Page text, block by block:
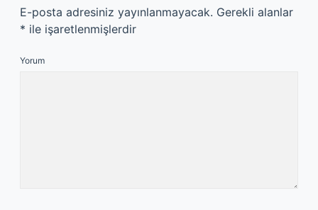
E-posta adresiniz yayınlanmayacak. Gerekli alanlar
* ile işaretlenmişlerdir
Yorum